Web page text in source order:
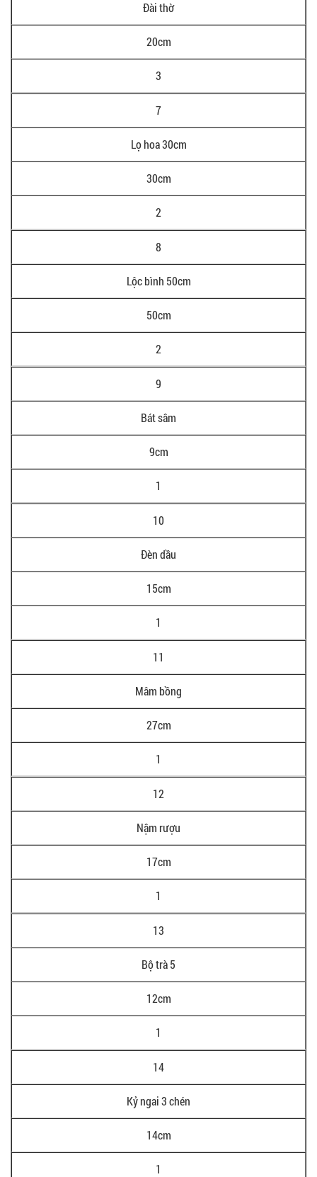
Đài thờ
20cm
3
7
Lọ hoa 30cm
30cm
2
8
Lộc bình 50cm
50cm
2
9
Bát sâm
9cm
1
10
Đèn dầu
15cm
1
11
Mâm bồng
27cm
1
12
Nậm rượu
17cm
1
13
Bộ trà 5
12cm
1
14
Kỷ ngai 3 chén
14cm
1